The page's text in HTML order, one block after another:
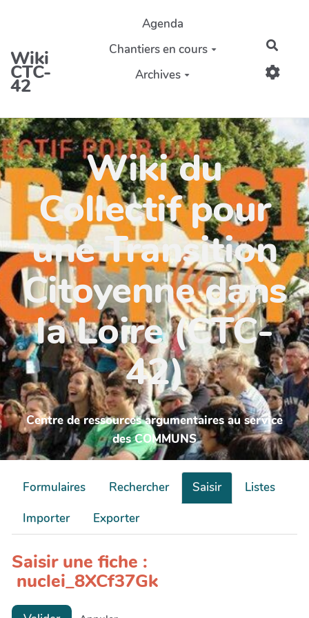
Aller au contenu principal
Wiki
CTC-
42
Agenda
Chantiers en cours
Archives
Wiki du
Collectif pour
une Transition
Citoyenne dans
la Loire (CTC-
42)
Centre de ressources argumentaires au service
des COMMUNS
Formulaires Rechercher Saisir
Listes
Importer
Exporter
Saisir une fiche :
nuclei_8XCf37Gk